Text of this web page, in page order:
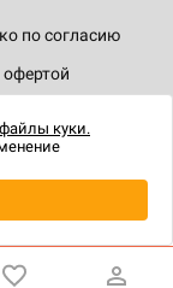
по согласию
файлы куки.